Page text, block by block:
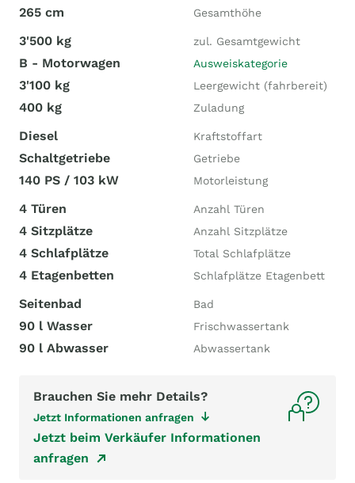
265 cm Gesamthöhe
3'500 kg zul. Gesamtgewicht
B - Motorwagen Ausweiskategorie
3'100 kg Leergewicht (fahrbereit)
400 kg Zuladung
Diesel Kraftstoffart
Schaltgetriebe Getriebe
140 PS / 103 kW Motorleistung
4 Türen Anzahl Türen
4 Sitzplätze Anzahl Sitzplätze
4 Schlafplätze Total Schlafplätze
4 Etagenbetten Schlafplätze Etagenbett
Seitenbad Bad
90 l Wasser Frischwassertank
90 l Abwasser Abwassertank
Brauchen Sie mehr Details?
Jetzt Informationen anfragen
Jetzt beim Verkäufer Informationen
anfragen